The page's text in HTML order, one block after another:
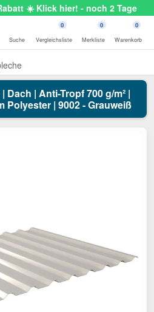
☀️ Klick hier! - noch 2 Tage
Suche
0
Vergleichsliste
0
Merkliste
0
Warenkorb
Dach | Anti-Tropf 700 g/m² |
Polyester | 9002 - Grauweiß